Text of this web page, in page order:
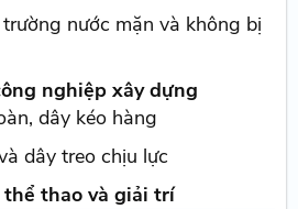
nước mặn và không bị
nghiệp xây dựng
dây kéo hàng
dây treo chịu lực
thao và giải trí